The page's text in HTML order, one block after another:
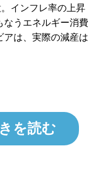
インフレ率の上昇
なうエネルギー消費
は、実際の減産は
を読む